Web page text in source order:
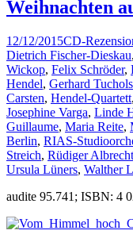
Weihnachten
12/12/2015CD-
Dietrich Fischer-Dieskau,
Wickop, Felix Schröder,
Hendel, Gerhard
Carsten, Hendel-Quartett,
Josephine Varga, Linde
Guillaume, Maria Reite,
Berlin, RIAS-
Streich, Rüdiger Albrecht
Ursula Lüners, Walther
audite 95.741; ISBN: 4